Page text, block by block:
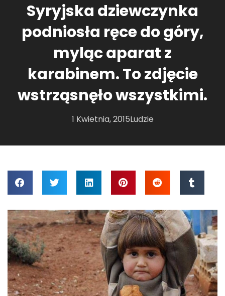
Syryjska dziewczynka
podniosła ręce do góry,
myląc aparat z
karabinem. To zdjęcie
wstrząsnęło wszystkimi.
1 Kwietnia, 2015Ludzie